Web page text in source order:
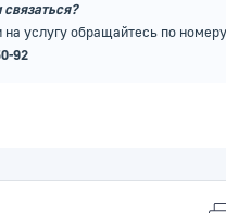
на услугу обращайтесь по
92